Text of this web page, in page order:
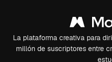
La plataforma creativa para
millón de suscriptores entre